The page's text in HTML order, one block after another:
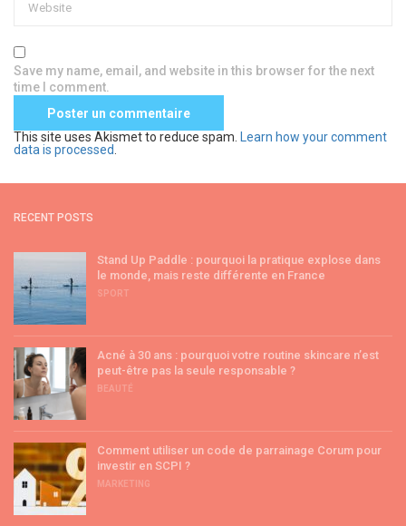
Save my name, email, and website in this browser for the next
time I comment.
This site uses Akismet to reduce spam.
Learn how your comment
data is processed
RECENT POSTS
Stand Up Paddle : pourquoi la pratique explose dans
le monde, mais reste différente en France
SPORT
Acné à 30 ans : pourquoi votre routine skincare n’est
peut-être pas la seule responsable ?
BEAUTÉ
Comment utiliser un code de parrainage Corum pour
investir en SCPI ?
MARKETING